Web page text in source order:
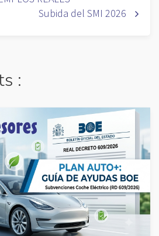
Subida del SMI 2026
: